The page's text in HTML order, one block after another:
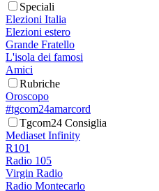
Speciali
Elezioni Italia
Elezioni estero
Grande Fratello
L'isola dei famosi
Amici
Rubriche
Oroscopo
#tgcom24amarcord
Tgcom24 Consiglia
Mediaset Infinity
R101
Radio 105
Virgin Radio
Radio Montecarlo